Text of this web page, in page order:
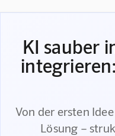
KI sauber
Von der ersten
Lösung –